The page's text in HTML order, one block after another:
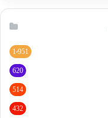
1٬951
620
514
432